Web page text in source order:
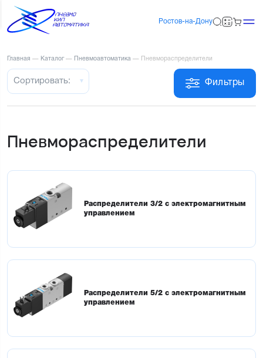
Ростов-на-Дону
Главная — Каталог — Пневмоавтоматика — Пневмораспределители
Фильтры
Сортировать:
Пневмораспределители
Распределители 3/2 с электромагнитным
управлением
Распределители 5/2 с электромагнитным
управлением